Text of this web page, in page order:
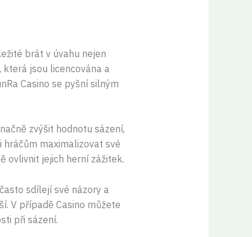
brát v úvahu nejen
jsou licencována a
Casino se pyšní silným
zvýšit hodnotu sázení,
maximalizovat své
ovlivnit jejich herní zážitek.
sdílejí své názory a
V případě Casino můžete
při sázení.